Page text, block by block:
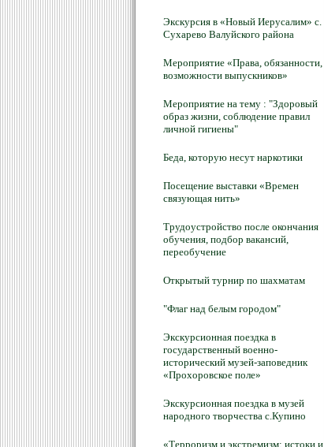
Экскурсия в «Новый Иерусалим» с.
Сухарево Валуйского района
Мероприятие «Права, обязанности,
возможности выпускников»
Мероприятие на тему : "Здоровый
образ жизни, соблюдение правил
личной гигиены"
Беда, которую несут наркотики
Посещение выставки «Времен
связующая нить»
Трудоустройство после окончания
обучения, подбор вакансий,
переобучение
Открытый турнир по шахматам
"Флаг над белым городом"
Экскурсионная поездка в
государственный военно-
исторический музей-заповедник
«Прохоровское поле»
Экскурсионная поездка в музей
народного творчества с.Купино
«Терроризм и экстремизм: истоки и